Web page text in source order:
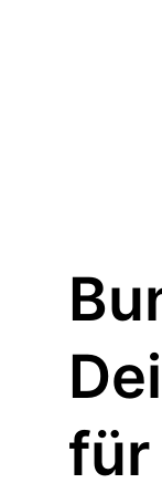
für